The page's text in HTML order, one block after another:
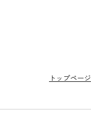
トップページ